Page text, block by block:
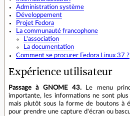
Administration système
Développement
Projet Fedora
La communauté francophone
L'association
La documentation
Comment se procurer Fedora Linux 37 ?
Expérience utilisateur
Passage à GNOME 43. Le menu
importante, les informations ne sont
mais plutôt sous la forme de boutons à
pour prendre une capture d'écran ou